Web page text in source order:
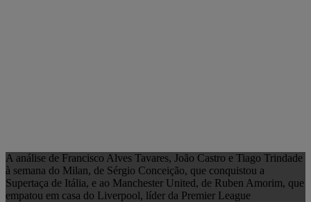
A análise de Francisco Alves Tavares, João Castro e Tiago Trindade
à semana do Milan, de Sérgio Conceição, que conquistou a
Supertaça de Itália, e ao Manchester United, de Ruben Amorim, que
empatou em casa do Liverpool, líder da Premier League